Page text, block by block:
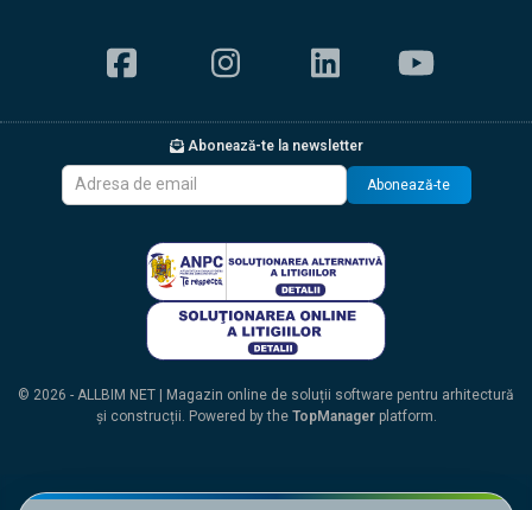
Abonează-te la newsletter
Abonează-te
© 2026 - ALLBIM NET | Magazin online de soluții software pentru arhitectură
și construcții. Powered by the TopManagerplatform.